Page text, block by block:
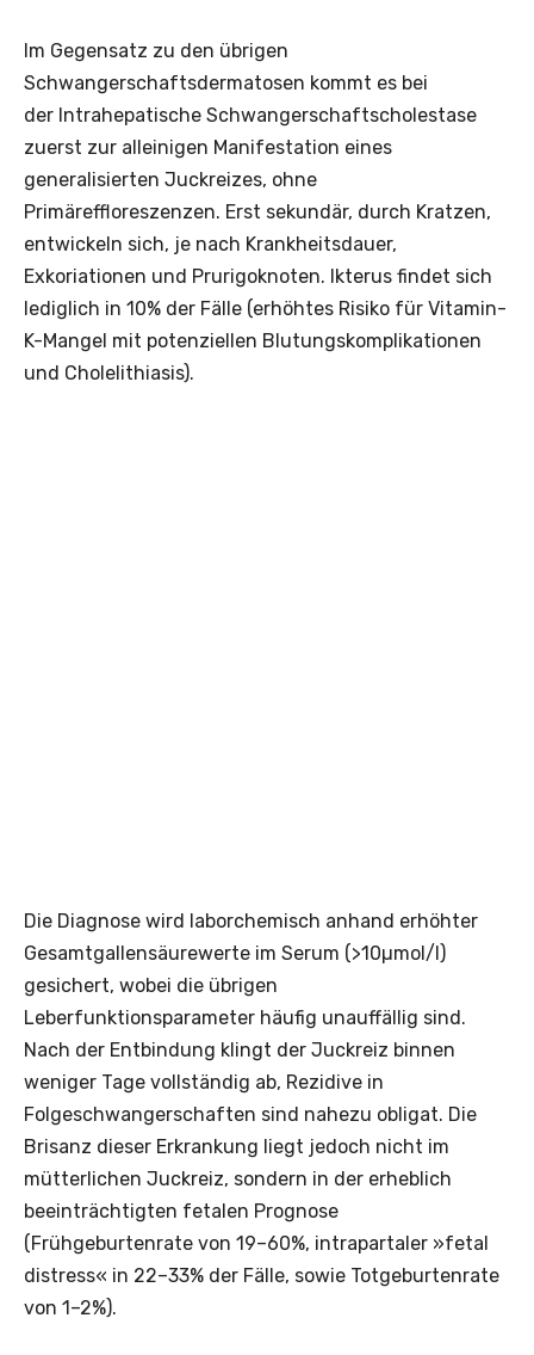
Im Gegensatz zu den übrigen
Schwangerschaftsdermatosen kommt es bei
der Intrahepatische Schwangerschaftscholestase
zuerst zur alleinigen ­Manifestation eines
generalisierten Juckreizes, ohne
Primäreffloreszenzen. Erst sekundär, durch Kratzen,
entwickeln sich, je nach Krankheitsdauer,
Exkoriationen und Prurigoknoten. Ikterus findet sich
lediglich in 10% der Fälle (erhöhtes Risiko für ­Vitamin-
K-Mangel mit potenziellen Blutungskomplikationen
und Cholelithiasis).
Die Diagnose wird laborchemisch anhand erhöhter
Gesamtgallensäurewerte im Serum (>10µmol/l)
gesichert, wobei die übrigen
Leberfunktionsparameter häufig unauffällig sind.
Nach der Entbindung klingt der Juckreiz binnen
weniger Tage vollständig ab, ­Rezidive in
Folgeschwangerschaften sind nahezu obligat. Die
Brisanz dieser Erkrankung liegt jedoch nicht im
mütterlichen Juckreiz, sondern in der erheblich
beeinträchtigten fetalen Prognose
(Frühgeburtenrate von 19–60%, intrapartaler ­»fetal
distress« in 22–33% der Fälle, sowie Totgeburtenrate
von 1–2%).